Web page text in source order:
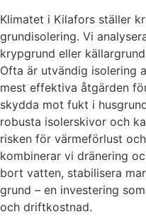
Klimatet i Kilafors ställer
grundisolering. Vi
krypgrund eller
Ofta är utvändig isolering
mest effektiva åtgärden
skydda mot fukt i
robusta isolerskivor och
risken för värmeförlust
kombinerar vi dränering
bort vatten, stabilisera
grund – en investering
och driftkostnad.